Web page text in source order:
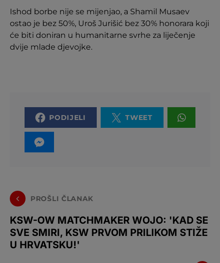
Ishod borbe nije se mijenjao, a Shamil Musaev
ostao je bez 50%, Uroš Jurišić bez 30% honorara koji
će biti doniran u humanitarne svrhe za liječenje
dvije mlade djevojke.
PODIJELI TWEET
PROŠLI ČLANAK
KSW-OW MATCHMAKER WOJO: 'KAD SE
SVE SMIRI, KSW PRVOM PRILIKOM STIŽE
U HRVATSKU!'